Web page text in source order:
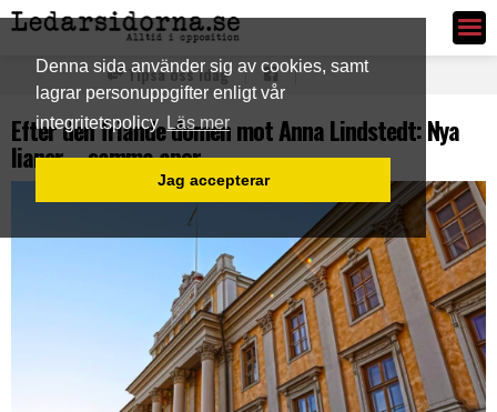
Denna sida använder sig av cookies, samt
lagrar personuppgifter enligt vår
integritetspolicy Läs mer
Jag accepterar
Ledarsidorna.se
Tipsa oss idag
Efter den friande domen mot Anna Lindstedt: Nya
lianer – samma apor